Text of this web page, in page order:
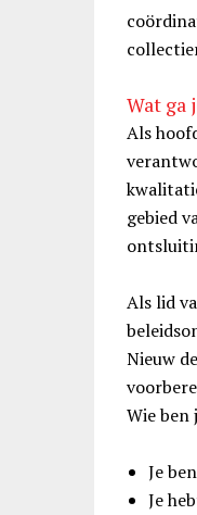
Wat ga
Als
gebied
Als lid
Nieuw
Wie ben
Je
Je